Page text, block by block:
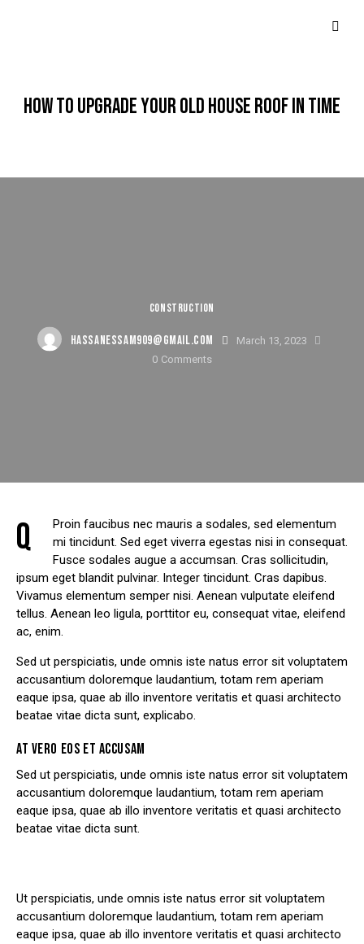
HOW TO UPGRADE YOUR OLD HOUSE ROOF IN TIME
CONSTRUCTION
HASSANESSAM909@GMAIL.COM
March 13, 2023
0 Comments
Q
Proin faucibus nec mauris a sodales, sed elementum
mi tincidunt. Sed eget viverra egestas nisi in consequat.
Fusce sodales augue a accumsan. Cras sollicitudin,
ipsum eget blandit pulvinar. Integer tincidunt. Cras dapibus.
Vivamus elementum semper nisi. Aenean vulputate eleifend
tellus. Aenean leo ligula, porttitor eu, consequat vitae, eleifend
ac, enim.
Sed ut perspiciatis, unde omnis iste natus error sit voluptatem
accusantium doloremque laudantium, totam rem aperiam
eaque ipsa, quae ab illo inventore veritatis et quasi architecto
beatae vitae dicta sunt, explicabo.
AT VERO EOS ET ACCUSAM
Sed ut perspiciatis, unde omnis iste natus error sit voluptatem
accusantium doloremque laudantium, totam rem aperiam
eaque ipsa, quae ab illo inventore veritatis et quasi architecto
beatae vitae dicta sunt.
Ut perspiciatis, unde omnis iste natus error sit voluptatem
accusantium doloremque laudantium, totam rem aperiam
eaque ipsa, quae ab illo inventore veritatis et quasi architecto